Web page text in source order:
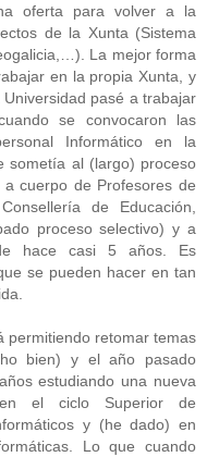
oferta para volver a la
de la Xunta (Sistema
La mejor forma
en la propia Xunta, y
pasé a trabajar
se convocaron las
Informático en la
sometía al (largo) proceso
cuerpo de Profesores de
de Educación,
proceso selectivo) y a
hace casi 5 años. Es
se pueden hacer en tan
permitiendo retomar temas
bien) y el año pasado
estudiando una nueva
el ciclo Superior de
y (he dado) en
Lo que cuando